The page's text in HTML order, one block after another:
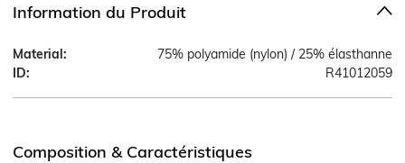
Information du Produit
Material:
75% polyamide (nylon) / 25% élasthanne
ID:
R41012059
Composition & Caractéristiques